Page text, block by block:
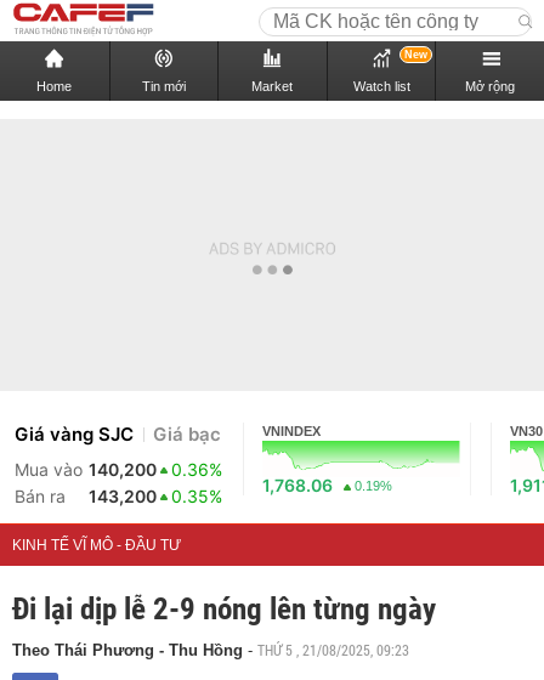
Home Tin mới Market Watch list
New
Mở rộng
Giá vàng SJC Giá bạc
Mua vào 140,200
0.36%
Bán ra
143,200 0.35%
VNINDEX
1,768.06 0.19%
VN30
KINH TẾ VĨ MÔ - ĐẦU TƯ
Đi lại dịp lễ 2-9 nóng lên từng ngày
Theo Thái Phương - Thu Hồng - THỨ 5 , 21/08/2025, 09:23